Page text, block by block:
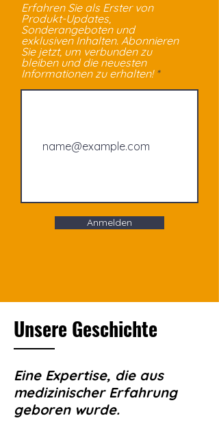
Erfahren Sie als Erster von
Produkt-Updates,
Sonderangeboten und
exklusiven Inhalten. Abonnieren
Sie jetzt, um verbunden zu
bleiben und die neuesten
Informationen zu erhalten!
Anmelden
Unsere Geschichte
Eine Expertise, die aus
medizinischer Erfahrung
geboren wurde.